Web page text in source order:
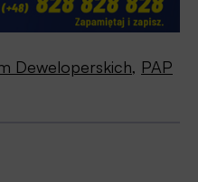
Deweloperskich, PAP